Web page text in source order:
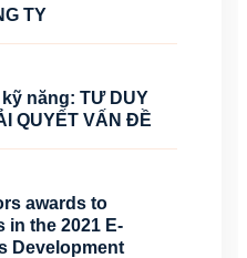
TY
năng: TƯ DUY
QUYẾT VẤN ĐỀ
awards to
in the 2021 E-
Development